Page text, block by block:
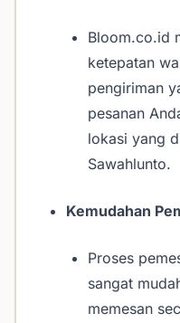
Bloom.co.id
ketepatan
pengiriman
pesanan
lokasi yang
Sawahlunto.
Kemudahan
Proses
sangat
memesan